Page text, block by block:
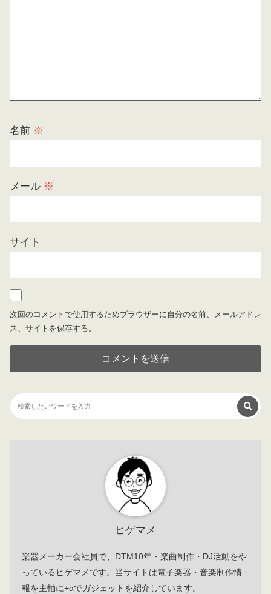
名前 ※
メール ※
サイト
次回のコメントで使用するためブラウザーに自分の名前、メールアドレ
ス、サイトを保存する。
ヒゲマメ
楽器メーカー会社員で、DTM10年・楽曲制作・DJ活動をや
っているヒゲマメです。当サイトは電子楽器・音楽制作情
報を主軸に+αでガジェットを紹介しています。